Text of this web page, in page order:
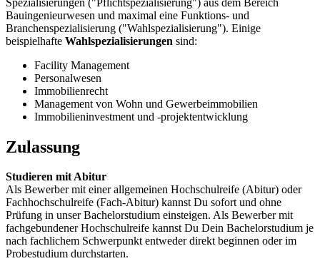
Bauingenieurwesen und maximal eine Funktions- und
Branchenspezialisierung ("Wahlspezialisierung"). Einige
beispielhafte Wahlspezialisierungen sind:
Facility Management
Personalwesen
Immobilienrecht
Management von Wohn und Gewerbeimmobilien
Immobilieninvestment und -projektentwicklung
Zulassung
Studieren mit Abitur
Als Bewerber mit einer allgemeinen Hochschulreife (Abitur) oder
Fachhochschulreife (Fach-Abitur) kannst Du sofort und ohne
Prüfung in unser Bachelorstudium einsteigen. Als Bewerber mit
fachgebundener Hochschulreife kannst Du Dein Bachelorstudium je
nach fachlichem Schwerpunkt entweder direkt beginnen oder im
Probestudium durchstarten.